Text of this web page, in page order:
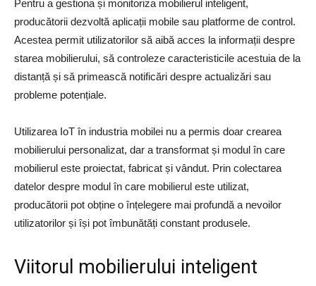
Pentru a gestiona și monitoriza mobilierul inteligent,
producătorii dezvoltă aplicații mobile sau platforme de control.
Acestea permit utilizatorilor să aibă acces la informații despre
starea mobilierului, să controleze caracteristicile acestuia de la
distanță și să primească notificări despre actualizări sau
probleme potențiale.
Utilizarea IoT în industria mobilei nu a permis doar crearea
mobilierului personalizat, dar a transformat și modul în care
mobilierul este proiectat, fabricat și vândut. Prin colectarea
datelor despre modul în care mobilierul este utilizat,
producătorii pot obține o înțelegere mai profundă a nevoilor
utilizatorilor și își pot îmbunătăți constant produsele.
Viitorul mobilierului inteligent